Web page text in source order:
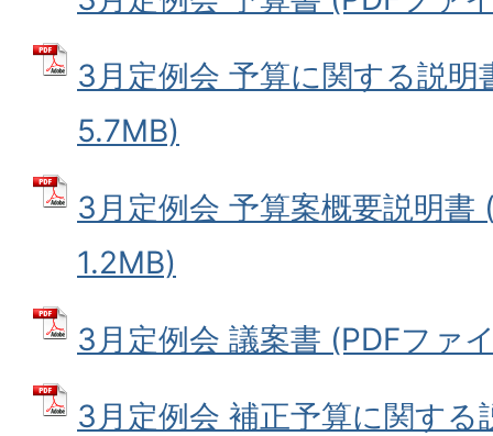
3月定例会 予算に関する説明
5.7MB)
3月定例会 予算案概要説明書
1.2MB)
3月定例会 議案書 (PDFファ
3月定例会 補正予算に関する